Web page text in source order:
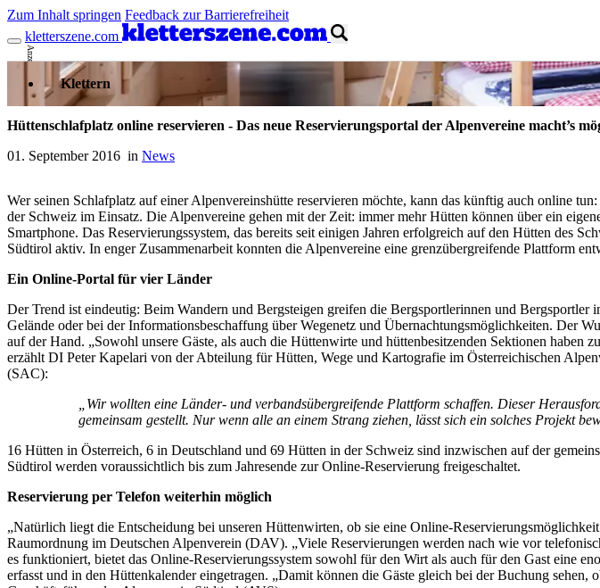
Zum Inhalt springen Feedback zur Barrierefreiheit
kletterszene.com
Anzeige
Hüttenschlafplatz online reservieren - Das neue Reservierungsportal der Alpenvereine macht’s
01. September 2016 in News
Klettern
Wer seinen Schlafplatz auf einer Alpenvereinshütte reservieren möchte, kann das künftig auch online
der Schweiz im Einsatz. Die Alpenvereine gehen mit der Zeit: immer mehr Hütten können über ein
Smartphone. Das Reservierungssystem, das bereits seit einigen Jahren erfolgreich auf den Hütten des
Südtirol aktiv. In enger Zusammenarbeit konnten die Alpenvereine eine grenzübergreifende Plattform
Ein Online-Portal für vier Länder
Der Trend ist eindeutig: Beim Wandern und Bergsteigen greifen die Bergsportlerinnen und
Gelände oder bei der Informationsbeschaffung über Wegenetz und Übernachtungsmöglichkeiten. Der
auf der Hand. „Sowohl unsere Gäste, als auch die Hüttenwirte und hüttenbesitzenden Sektionen haben
erzählt DI Peter Kapelari von der Abteilung für Hütten, Wege und Kartografie im Österreichischen
(SAC):
„Wir wollten eine Länder- und verbandsübergreifende Plattform schaffen. Dieser
gemeinsam gestellt. Nur wenn alle an einem Strang ziehen, lässt sich ein solches Projekt
16 Hütten in Österreich, 6 in Deutschland und 69 Hütten in der Schweiz sind inzwischen auf der
Südtirol werden voraussichtlich bis zum Jahresende zur Online-Reservierung freigeschaltet.
Reservierung per Telefon weiterhin möglich
„Natürlich liegt die Entscheidung bei unseren Hüttenwirten, ob sie eine Online-
Raumordnung im Deutschen Alpenverein (DAV). „Viele Reservierungen werden nach wie vor
es funktioniert, bietet das Online-Reservierungssystem sowohl für den Wirt als auch für den Gast eine
erfasst und in den Hüttenkalender eingetragen. „Damit können die Gäste gleich bei der Buchung